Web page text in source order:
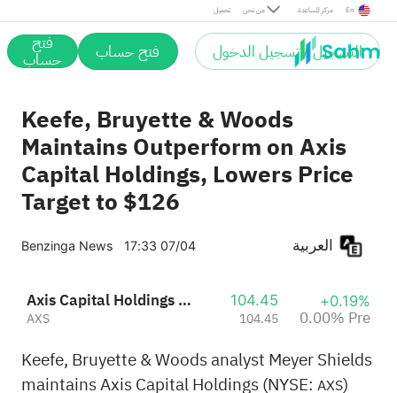
تحميل من نحن مركز المساعدة En
التسجيل / تسجيل الدخول فتح حساب فتح
حساب
Keefe, Bruyette & Woods
Maintains Outperform on Axis
Capital Holdings, Lowers Price
Target to $126
Benzinga News 17:33 07/04
Axis Capital Holdings Limited
AXS
104.45
104.45
+0.19%
0.00% Pre
Keefe, Bruyette & Woods analyst Meyer Shields
maintains Axis Capital Holdings (NYSE: AXS)